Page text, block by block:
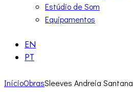
Estúdio de Som
Equipamentos
EN
PT
InícioObrasSleeves Andreia Santana